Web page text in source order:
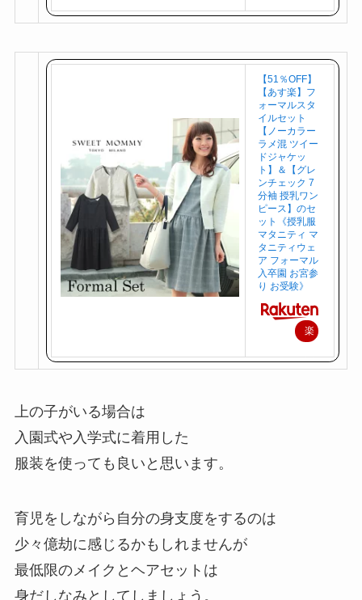
で
【51％OFF】
【あす楽】フ
ォーマルスタ
イルセット
【ノーカラー
ラメ混 ツイー
ドジャケッ
ト】＆【グレ
ンチェック 7
分袖 授乳ワン
ピース】のセ
ット《授乳服
マタニティ マ
タニティウェ
ア フォーマル
入卒園 お宮参
り お受験》
楽
上の子がいる場合は
入園式や入学式に着用した
服装を使っても良いと思います。
育児をしながら自分の身支度をするのは
少々億劫に感じるかもしれませんが
最低限のメイクとヘアセットは
身だしなみとしてしましょう。